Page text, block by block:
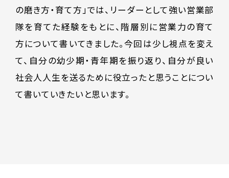
の磨き方・育て方」では、リーダーとして強い営業部
隊を育てた経験をもとに、階層別に営業力の育て
方について書いてきました。今回は少し視点を変え
て、自分の幼少期・青年期を振り返り、自分が良い
社会人人生を送るために役立ったと思うことについ
て書いていきたいと思います。